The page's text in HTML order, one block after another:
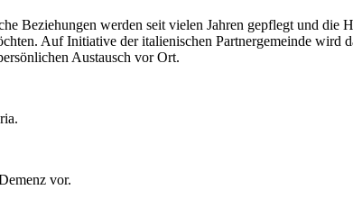
Beziehungen werden seit vielen Jahren gepflegt und die
Auf Initiative der italienischen Partnergemeinde wird
Austausch vor Ort.
vor.